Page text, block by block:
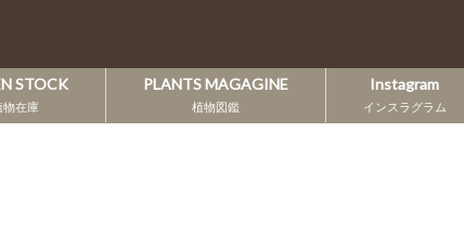
STOCK
物在庫
PLANTS MAGAGINE
植物図鑑
Instagram
インスラグラム